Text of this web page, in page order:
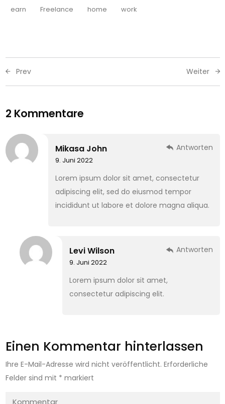
earn Freelance home work
Prev Weiter
2 Kommentare
Mikasa John
9. Juni 2022
Antworten
Lorem ipsum dolor sit amet, consectetur
adipiscing elit, sed do eiusmod tempor
incididunt ut labore et dolore magna aliqua.
Levi Wilson
9. Juni 2022
Antworten
Lorem ipsum dolor sit amet,
consectetur adipiscing elit.
Einen Kommentar hinterlassen
Ihre E-Mail-Adresse wird nicht veröffentlicht. Erforderliche
Felder sind mit * markiert